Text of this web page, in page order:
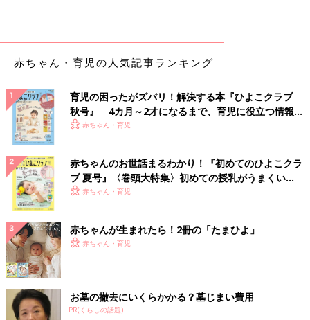
出典：Instagramアカウント「mk__1031」
mikiさんはZARAでこちらのアウターをGET！セール開始10秒で
売り切れてしまうほどの人気商品で、最寄りの店舗では残り1点
だったとのこと。人気のあるアイテムはすぐに完売してしまうの
で、早めにチェックしておきたいですよね！
バースデイのトップスにZARAのムートンコートを
赤ちゃん・育児の人気記事ランキング
育児の困ったがズバリ！解決する本『ひよこクラブ
秋号』 4カ月～2才になるまで、育児に役立つ情報が
いっぱい！
赤ちゃん・育児
赤ちゃんのお世話まるわかり！『初めてのひよこクラ
ブ 夏号』〈巻頭大特集〉初めての授乳がうまくい
く！ おっぱい・ミルクの基本と夏のトラブル 解決テ
赤ちゃん・育児
赤ちゃんが生まれたら！2冊の「たまひよ」
赤ちゃん・育児
お墓の撤去にいくらかかる？墓じまい費用
PR(くらしの話題)